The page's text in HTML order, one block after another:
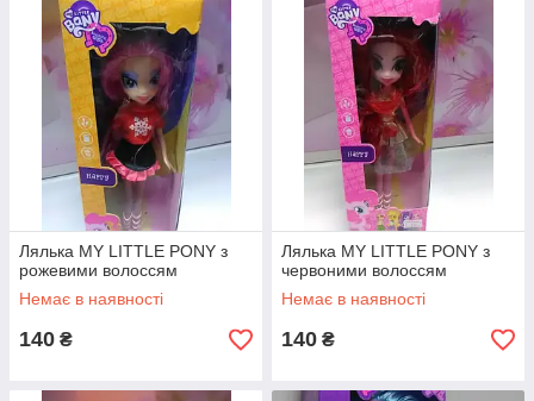
Лялька MY LITTLE PONY з
рожевими волоссям
Немає в наявності
140 ₴
Лялька MY LITTLE PONY з
червоними волоссям
Немає в наявності
140 ₴